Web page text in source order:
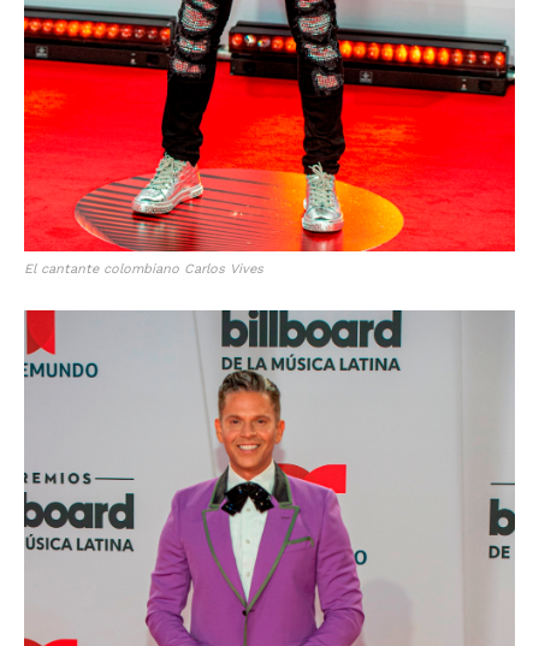
El cantante colombiano Carlos Vives